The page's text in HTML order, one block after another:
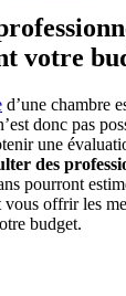
votre
d’une chambre
donc pas
une
des
pourront
vous offrir les
budget.